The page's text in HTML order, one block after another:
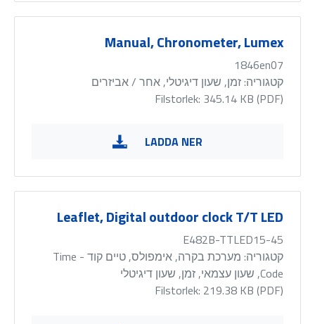
Manual, Chronometer, Lumex
1846en07
קטגוריה:זמן, שעון דיגיטלי, אחר / אביזרים
Filstorlek: 345.14 KB (PDF)
LADDA NER
Leaflet, Digital outdoor clock T/T LED
E482B-TTLED15-45
קטגוריה:
מערכת בקרה, אימפולס, טיים קוד - Time
Code, שעון עצמאי, זמן, שעון דיגיטלי
Filstorlek: 219.38 KB (PDF)